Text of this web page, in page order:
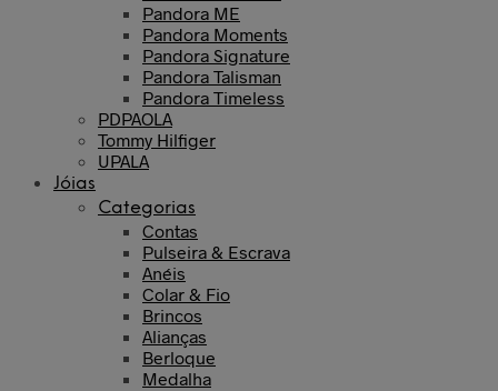
Pandora ME
Pandora Moments
Pandora Signature
Pandora Talisman
Pandora Timeless
PDPAOLA
Tommy Hilfiger
UPALA
Jóias
Categorias
Contas
Pulseira & Escrava
Anéis
Colar & Fio
Brincos
Alianças
Berloque
Medalha